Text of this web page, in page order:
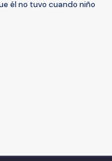
él no tuvo cuando niño